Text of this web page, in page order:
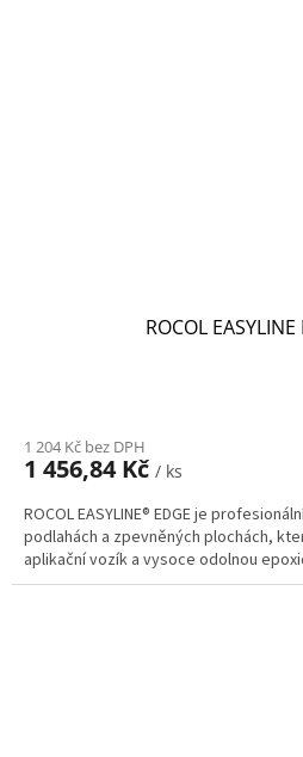
ROCOL
1 204 Kč bez DPH
1 456,84 Kč / ks
ROCOL EASYLINE® EDGE je
podlahách a zpevněných plochách,
aplikační vozík a vysoce odolnou